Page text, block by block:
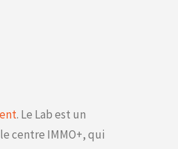
. Le Lab est un
centre IMMO+, qui